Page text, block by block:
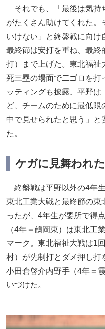
それでも、「最後は気持
がたくさん助けてくれた。
いけない」と終盤戦に向け
最終節は安打を重ね、最終
打）まで上げた。東北福祉
死三塁の場面で二ゴロを打
ッティングも披露。平野は
ど、チームのために最低
中で見せられたと思う」と
た。
ケガに見舞われ
終盤戦は平野以外の4年
東北工業大戦と最終節の東
ったが、4年生が要所で得
（4年＝鶴岡東）は東北工
マーク。東北福祉大戦は1
村）が先制打とダメ押し打
小田倉啓介内野手（4年＝
いづけた。